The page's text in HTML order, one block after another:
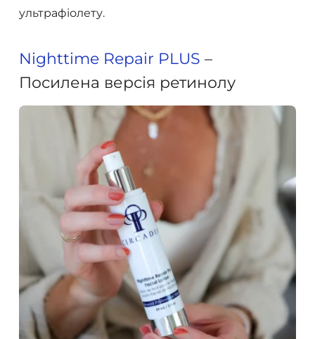
ультрафіолету.
Nighttime Repair PLUS –
Посилена версія ретинолу